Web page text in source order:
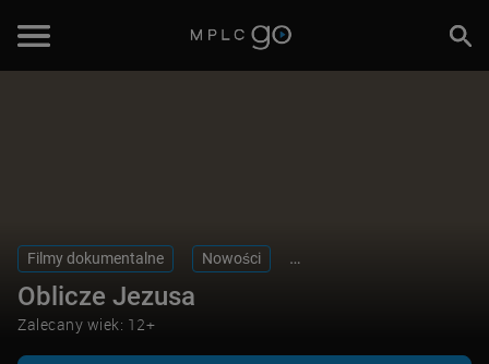
Filmy dokumentalne Nowości
Oblicze Jezusa
Zalecany wiek: 12+